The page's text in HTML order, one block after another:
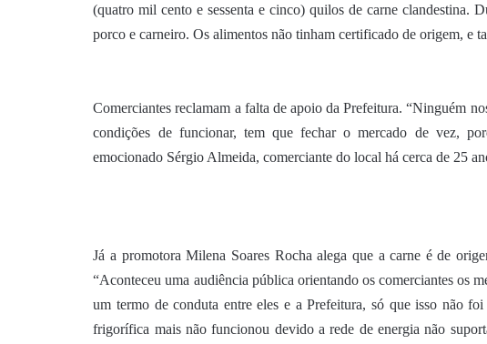
(quatro mil cento e sessenta e cinco) quilos de carne clandestina.
porco e carneiro. Os alimentos não tinham certificado de origem, e
Comerciantes reclamam a falta de apoio da Prefeitura. “Ninguém
condições de funcionar, tem que fechar o mercado de vez,
emocionado Sérgio Almeida, comerciante do local há cerca de 25
Já a promotora Milena Soares Rocha alega que a carne é de
“Aconteceu uma audiência pública orientando os comerciantes os
um termo de conduta entre eles e a Prefeitura, só que isso não
frigorífica mais não funcionou devido a rede de energia não